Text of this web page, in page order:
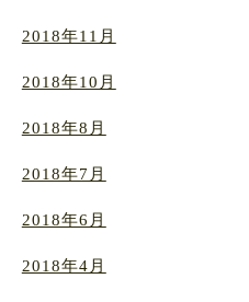
2018年11月
2018年10月
2018年8月
2018年7月
2018年6月
2018年4月